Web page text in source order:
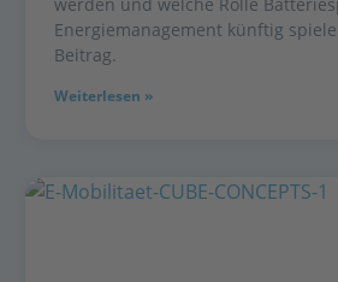
Energiemanagement künftig
Beitrag.
Weiterlesen »